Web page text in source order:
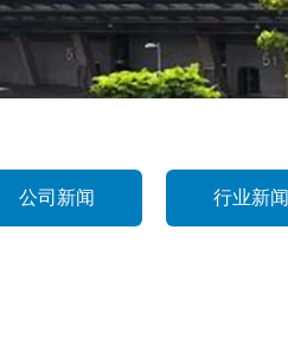
公司新闻 行业新闻